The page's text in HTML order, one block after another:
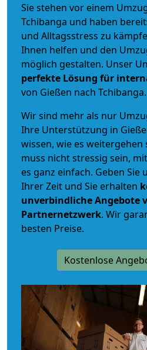
Sie stehen vor einem
Tchibanga und haben
und Alltagsstress zu
Ihnen helfen und den
möglich gestalten. Unser
perfekte Lösung für
von Gießen nach Tchibanga.
Wir sind mehr als nur
Ihre Unterstützung in
wissen, wie es weitergehen
muss nicht stressig sein,
es ganz einfach. Geben Sie
Ihrer Zeit und Sie erhalten
unverbindlicheAngebote
Partnernetzwerk. Wir
besten Preise.
Kostenlose